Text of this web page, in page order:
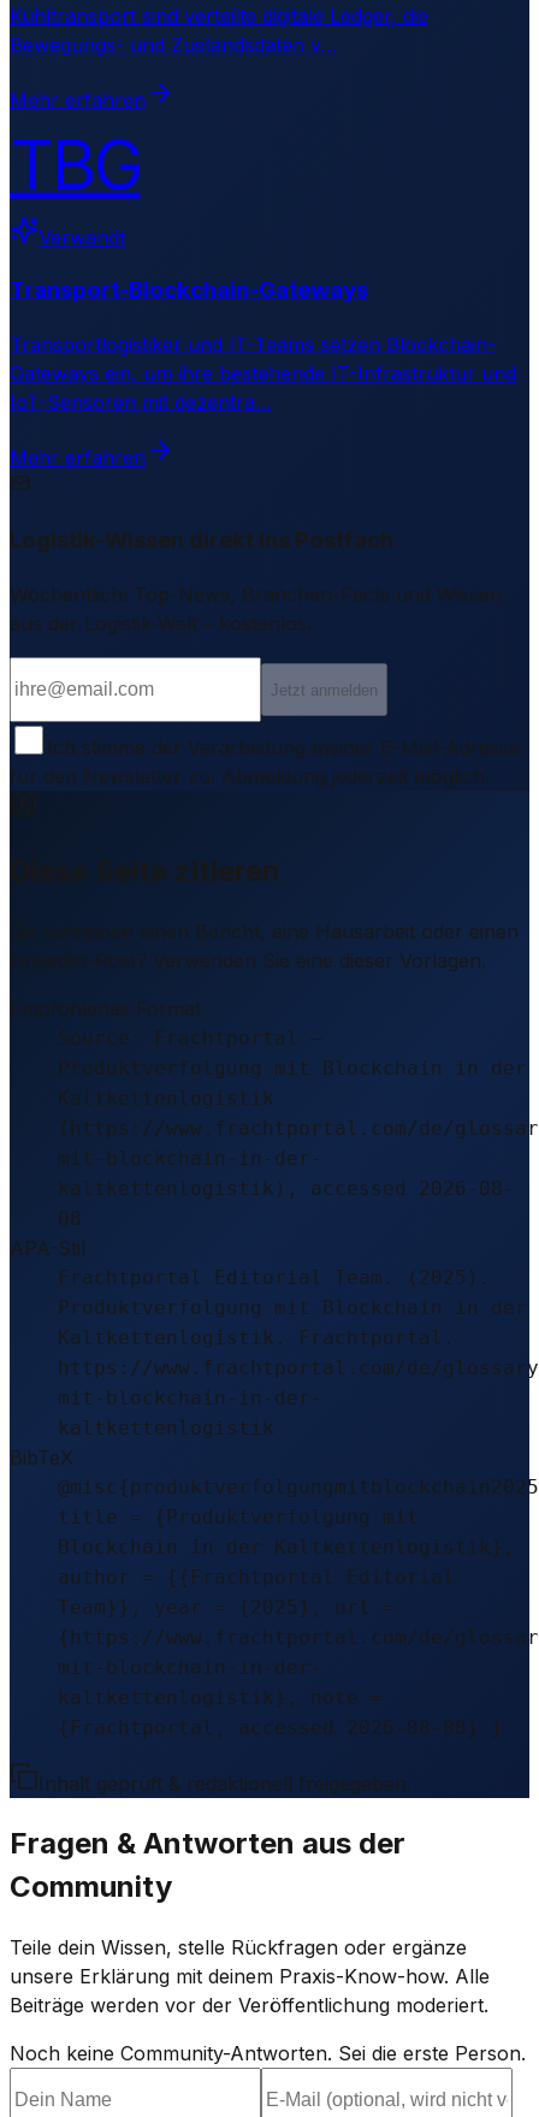
Kühltransport sind verteilte digitale Ledger, die
Bewegungs- und Zustandsdaten v…
Mehr erfahren
TBG
Verwandt
Transport-Blockchain-Gateways
Transportlogistiker und IT-Teams setzen Blockchain-
Gateways ein, um ihre bestehende IT-Infrastruktur und
IoT-Sensoren mit dezentra…
Mehr erfahren
Logistik-Wissen direkt ins Postfach
Wöchentlich: Top-News, Branchen-Facts und Wissen
aus der Logistik-Welt – kostenlos.
Jetzt anmelden
Ich stimme der Verarbeitung meiner E-Mail-Adresse
für den Newsletter zu. Abmeldung jederzeit möglich.
Diese Seite zitieren
Sie schreiben einen Bericht, eine Hausarbeit oder einen
LinkedIn-Post? Verwenden Sie eine dieser Vorlagen.
Empfohlenes Format
Source: Frachtportal –
Produktverfolgung mit Blockchain in der
Kaltkettenlogistik
(https://www.frachtportal.com/de/
mit-blockchain-in-der-
kaltkettenlogistik), accessed 2026-08-
08
APA-Stil
Frachtportal Editorial Team. (2025).
Produktverfolgung mit Blockchain in der
Kaltkettenlogistik. Frachtportal.
https://www.frachtportal.com/de/
mit-blockchain-in-der-
kaltkettenlogistik
BibTeX
title = {Produktverfolgung mit
Blockchain in der Kaltkettenlogistik},
author = {{Frachtportal Editorial
Team}}, year = {2025}, url =
{https://www.frachtportal.com/de/
mit-blockchain-in-der-
kaltkettenlogistik}, note =
{Frachtportal, accessed 2026-08-08} }
Inhalt geprüft & redaktionell freigegeben.
Fragen & Antworten aus der
Community
Teile dein Wissen, stelle Rückfragen oder ergänze
unsere Erklärung mit deinem Praxis-Know-how. Alle
Beiträge werden vor der Veröffentlichung moderiert.
Noch keine Community-Antworten. Sei die erste Person.